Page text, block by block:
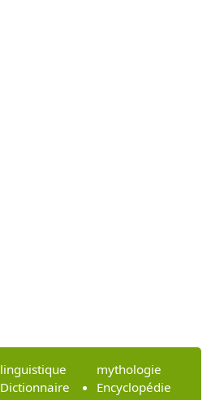
linguistique
Dictionnaire
mythologie
Encyclopédie